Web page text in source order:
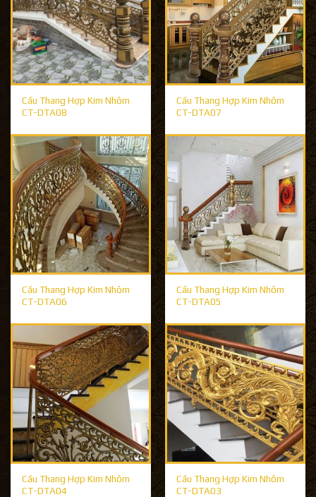
Cầu Thang Hợp Kim Nhôm
CT-DTA08
Cầu Thang Hợp Kim Nhôm
CT-DTA07
Cầu Thang Hợp Kim Nhôm
CT-DTA06
Cầu Thang Hợp Kim Nhôm
CT-DTA05
Cầu Thang Hợp Kim Nhôm
CT-DTA04
Cầu Thang Hợp Kim Nhôm
CT-DTA03